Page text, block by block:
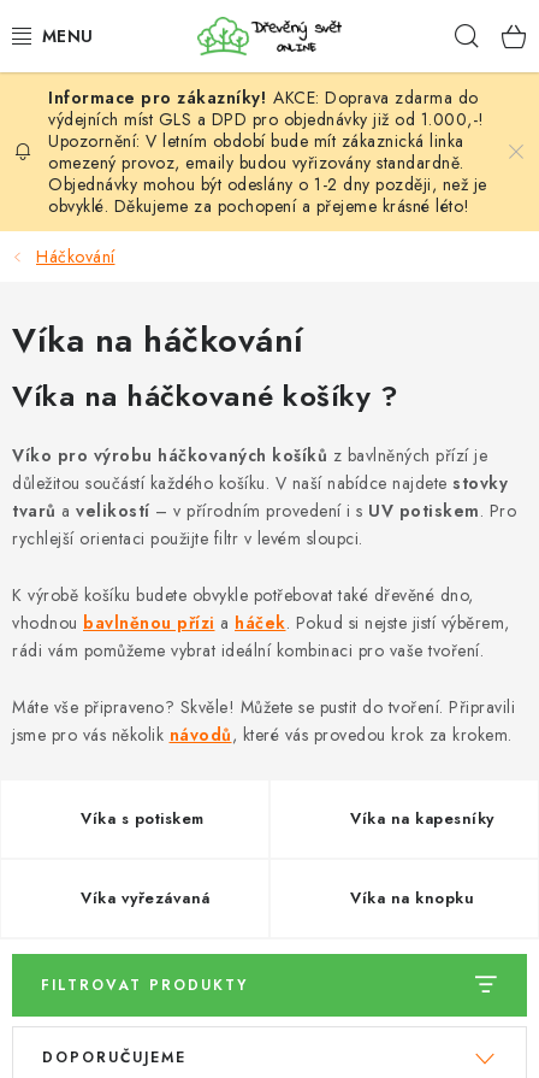
na
HÁČKOVÁNÍ
VYPLÉTÁNÍ
PŘÍZE
DOPLŇKY
GALANTERIE A LÁTKY
DÁRKY
VELKOOBCHOD
Kontakt
Moje objednávka
Obchodní podmínky
Ochrana osobních údajů
Hodnocení obchodu
AKCE: Doprava zdarma do
výdejních míst GLS a DPD pro objednávky již od 1.000,-!
Upozornění: V letním období bude mít zákaznická linka
omezený provoz, emaily budou vyřizovány standardně.
Objednávky mohou být odeslány o 1-2 dny později, než je
obvyklé. Děkujeme za pochopení a přejeme krásné léto!
Háčkování
Víka na háčkování
Víka na háčkované košíky ?
Víko pro výrobu háčkovaných košíků z bavlněných přízí je
důležitou součástí každého košíku. V naší nabídce najdete stovky
tvarů a velikostí – v přírodním provedení i s UV potiskem. Pro
rychlejší orientaci použijte filtr v levém sloupci.
K výrobě košíku budete obvykle potřebovat také dřevěné dno,
vhodnou bavlněnou přízi a háček. Pokud si nejste jistí výběrem,
rádi vám pomůžeme vybrat ideální kombinaci pro vaše tvoření.
Máte vše připraveno? Skvěle! Můžete se pustit do tvoření. Připravili
jsme pro vás několik návodů, které vás provedou krok za krokem.
Víka s potiskem Víka na kapesníky
Víka vyřezávaná Víka na knopku
FILTROVAT PRODUKTY
V
Ř
DOPORUČUJEME